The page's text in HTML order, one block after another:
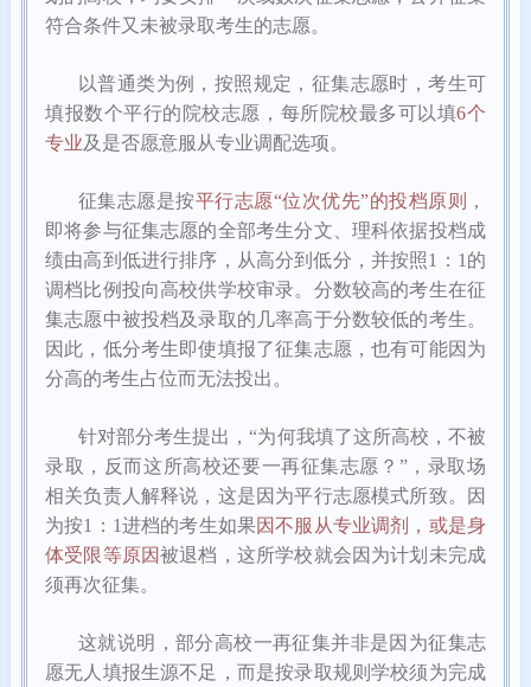
符合条件又未被录取考生的志愿。
以普通类为例，按照规定，征集志愿时，考生可
填报数个平行的院校志愿，每所院校最多可以填6个
专业及是否愿意服从专业调配选项。
征集志愿是按平行志愿“位次优先”的投档原则
，
即将参与征集志愿的全部考生分文、理科依据投档成
绩由高到低进行排序，从高分到低分，并按照1：1的
调档比例投向高校供学校审录。分数较高的考生在征
集志愿中被投档及录取的几率高于分数较低的考生。
因此， 低分考生即使填报了征集志愿，也有可能因为
分高的考生占位而无法投出。
针对部分考生提出，“为何我填了这所高校，不被
录取，反而这所高校还要一再征集志愿？”，录取场
相关负责人解释说，这是因为平行志愿模式所致。因
为按1：1进档的考生如果因不服从专业调剂，或是身
体受限等原因被退档，这所学校就会因为计划未完成
须再次征集。
这就说明，部分高校一再征集并非是因为征集志
愿无人填报生源不足，而是按录取规则学校须为完成